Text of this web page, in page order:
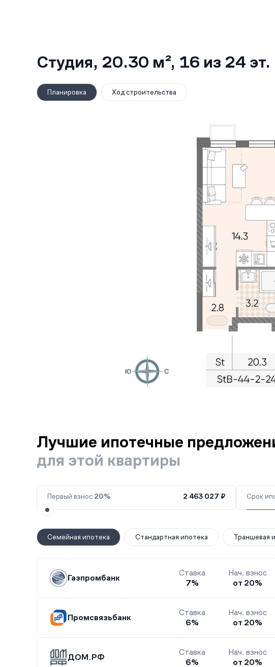
Студия, 20.30 м², 16 из 24 эт.
Планировка Ход строительства
Лучшие ипотечные
для этой квартиры
Первый взнос 20% 2 463 027 ₽ Срок
Семейная ипотека Стандартная ипотека Траншевая
Газпромбанк
Ставка
7%
Нач. взнос
от 20%
Промсвязьбанк
Ставка
6%
Нач. взнос
от 20%
ДОМ.РФ
Ставка
6%
Нач. взнос
от 20%